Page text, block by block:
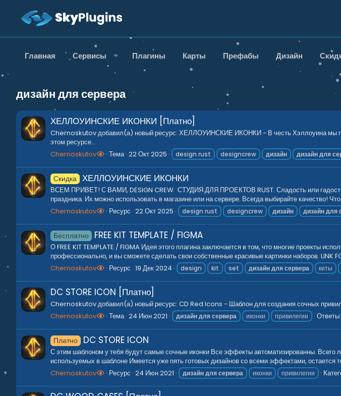
Главная Сервисы Плагины Карты Префабы Дизайн
дизайн для сервера
ХЕЛЛОУИНСКИЕ ИКОНКИ [Платно]
Chernoskutov добавил(а) новый ресурс: ХЕЛЛОУИНСКИЕ ИКОНКИ - В честь Хэллоуина мы
этом ресурсе...
Chernoskutov
Тема 22 Окт 2025 design rust designcrew дизайн дизайндля
Скидка ХЕЛЛОУИНСКИЕ ИКОНКИ
ВСЕМ ПРИВЕТ! С ВАМИ, DESIGN CREW СТУДИЯ ДЛЯ ПРОЕКТОВ RUST. Сладость или гадость!
праздника. Их можно использовать в магазине или на сервере. Всегда выбирайте качество!
Chernoskutov
Ресурс 22 Окт 2025 design rust designcrew дизайн дизайндля
Бесплатно FREE KIT TEMPLATE / FIGMA
О FREE KIT TEMPLATE / FIGMA Идея этого плагина заключается в том, что многие проекты
профессионально, и вы сможете сделать свои собственные красивые картинки наборов. LINK
Chernoskutov
Ресурс 19 Дек 2024 design kit set дизайндлясервера киты
DC STORE ICON [Платно]
Chernoskutov добавил(а) новый ресурс: CD Red Icons - Шаблон для создания сочных
Chernoskutov
Тема 24 Июн 2021 дизайндлясервера иконки привилегии
Платно DC STORE ICON
С этим шаблоном у тебя будут самые сочные иконки Все эффекты автоматизированны. Всего
используемых в шаблоне Имеется уже пять готовых дизайнов со всеми эффектами, остается
Chernoskutov
Ресурс 24 Июн 2021 дизайндлясервера иконки привилегии